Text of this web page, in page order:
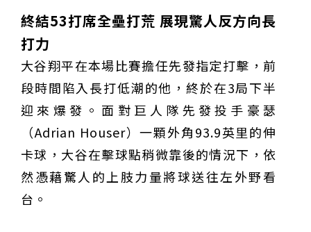
終結53打席全壘打荒 展現驚人反方向長
打力
大谷翔平在本場比賽擔任先發指定打擊，前
段時間陷入長打低潮的他，終於在3局下半
迎來爆發。面對巨人隊先發投手豪瑟
（Adrian Houser）一顆外角93.9英里的伸
卡球，大谷在擊球點稍微靠後的情況下，依
然憑藉驚人的上肢力量將球送往左外野看
台。